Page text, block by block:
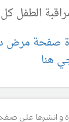
الطفل
صفحة مرض
هنا
و انشرها على